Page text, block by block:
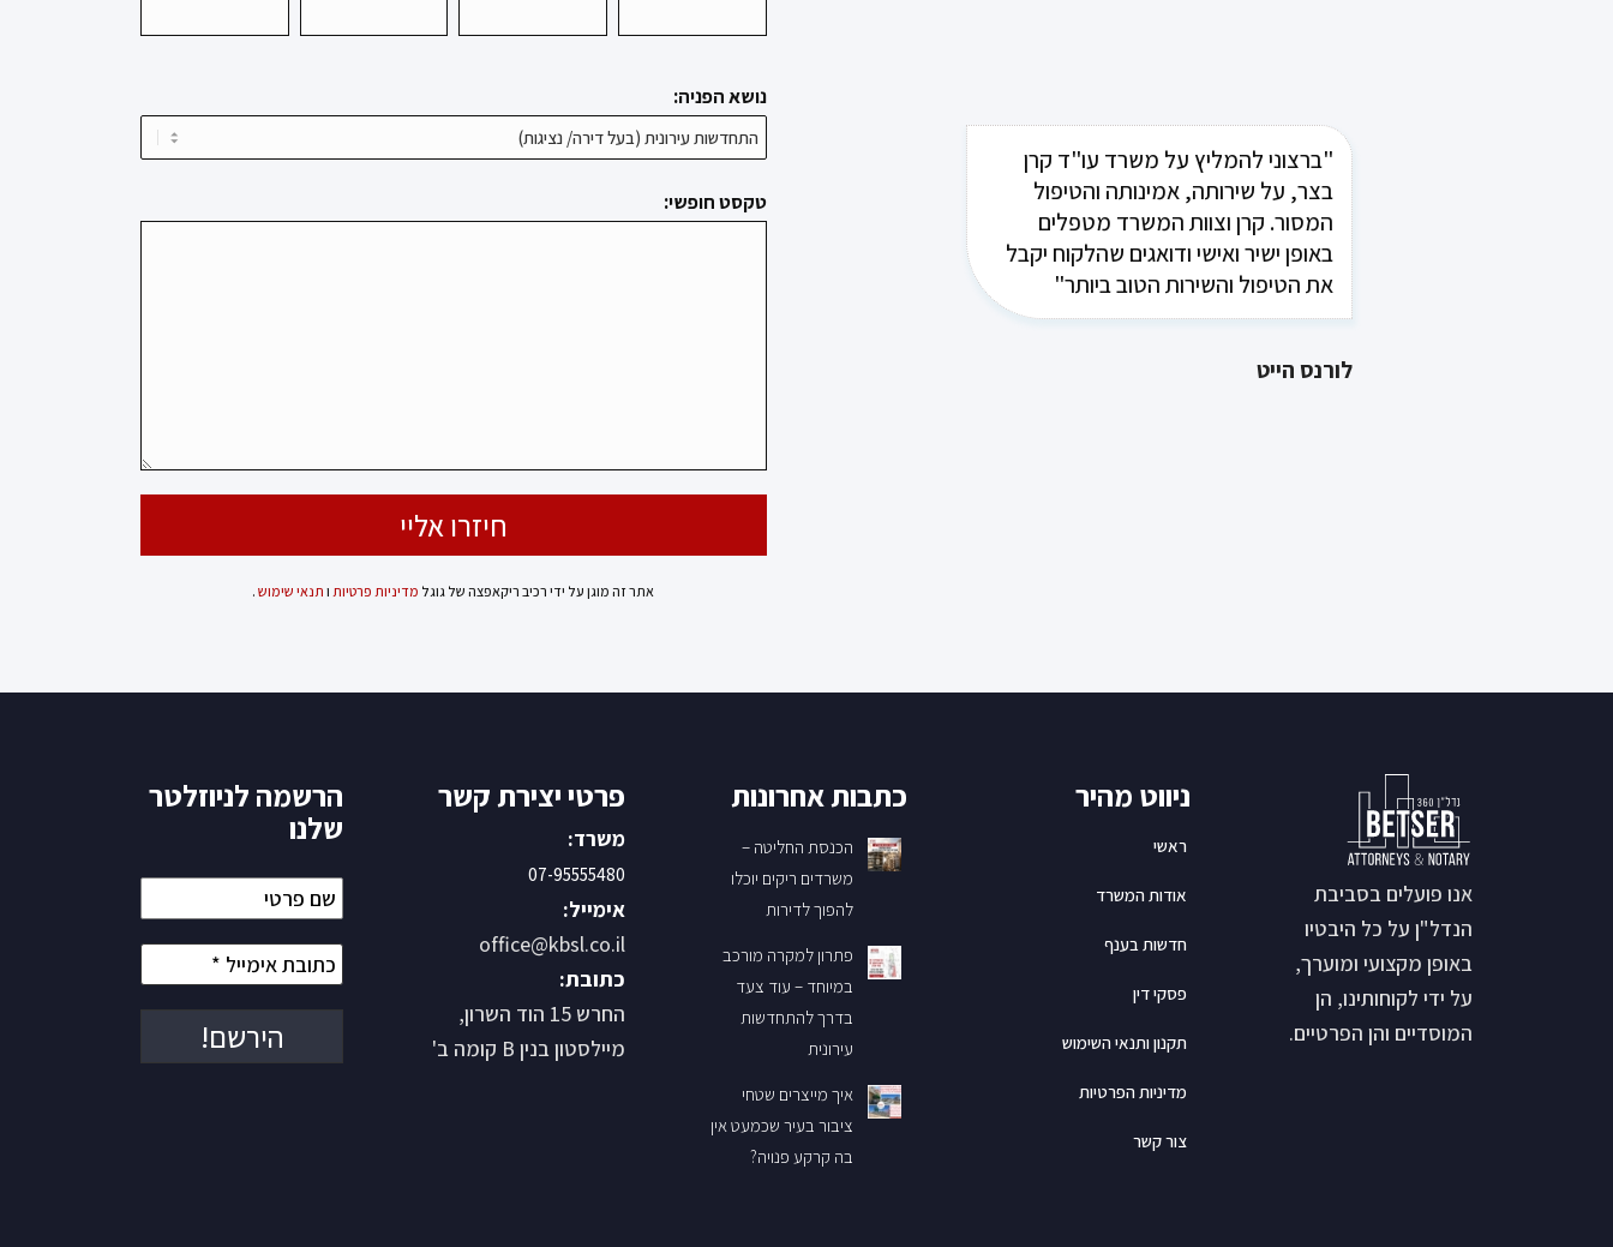
"ברצוני להמליץ על משרד עו"ד קרן
בצר, על שירותה, אמינותה והטיפול
המסור. קרן וצוות המשרד מטפלים
באופן ישיר ואישי ודואגים שהלקוח יקבל
את הטיפול והשירות הטוב ביותר"
לורנס הייט
נושא הפניה:
טקסט חופשי:
אתר זה מוגן על ידי רכיב ריקאפצה של גוגל מדיניות פרטיותו תנאי שימוש.
אנו פועלים בסביבת
הנדל"ן על כל היבטיו
באופן מקצועי ומוערך,
על ידי לקוחותינו, הן
המוסדיים והן הפרטיים.
ניווט מהיר
ראשי
אודות המשרד
חדשות בענף
פסקי דין
תקנון ותנאי השימוש
מדיניות הפרטיות
צור קשר
כתבות אחרונות
הכנסת החליטה –
משרדים ריקים יוכלו
להפוך לדירות
פתרון למקרה מורכב
במיוחד – עוד צעד
בדרך להתחדשות
עירונית
איך מייצרים שטחי
ציבור בעיר שכמעט אין
בה קרקע פנויה?
פרטי יצירת קשר
משרד:
07-95555480
אימייל:
office@kbsl.co.il
כתובת:
החרש 15 הוד השרון,
מיילסטון בנין B קומה ב'
הרשמה לניוזלטר
שלנו
שם
פרטי
כתובת
אימייל